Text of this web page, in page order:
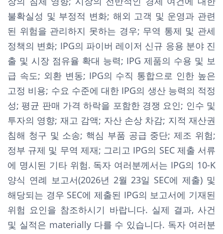
불확실성 및 부정적 변화; 해외 고객 및 운영과 관련
된 위험을 관리하지 못하는 경우; 무역 통제 및 관세
정책의 변화; IPG의 파이버 레이저 신규 응용 분야 진
출 및 시장 점유율 확대 능력; IPG 제품의 수용 및 보
급 속도; 외환 변동; IPG의 수직 통합으로 인한 높은
고정 비용; 수요 수준에 대한 IPG의 생산 능력의 적정
성; 평균 판매 가격 하락을 포함한 경쟁 요인; 인수 및
투자의 영향; 재고 감액; 자산 손상 차감; 지적 재산권
침해 청구 및 소송; 핵심 부품 공급 중단; 제조 위험;
정부 규제 및 무역 제재; 그리고 IPG의 SEC 제출 서류
에 명시된 기타 위험. 독자 여러분께서는 IPG의 10-K
양식 연례 보고서(2026년 2월 23일 SEC에 제출) 및
해당되는 경우 SEC에 제출된 IPG의 보고서에 기재된
위험 요인을 참조하시기 바랍니다. 실제 결과, 사건
및 실적은 materially 다를 수 있습니다. 독자 여러분